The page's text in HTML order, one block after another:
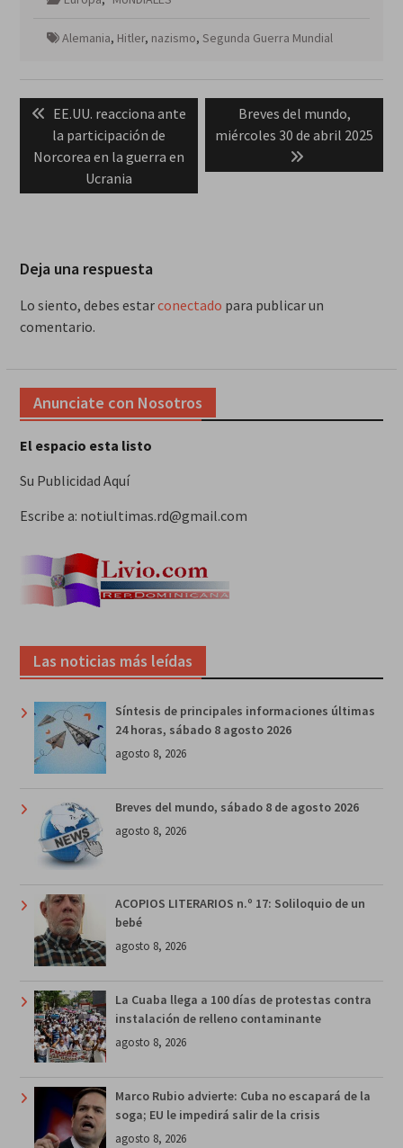
Alemania, Hitler, nazismo, Segunda Guerra Mundial
Navegación
de
entradas
Previous
post:
EE.UU. reacciona ante
la participación de
Norcorea en la guerra en
Ucrania
Next
post:
Breves del mundo,
miércoles 30 de abril 2025
Deja una respuesta
Lo siento, debes estarconectado para publicar un
comentario.
Anunciate con Nosotros
El espacio esta listo
Su Publicidad Aquí
Escribe a: notiultimas.rd@gmail.com
Las noticias más leídas
Síntesis de principales informaciones últimas
24 horas, sábado 8 agosto 2026
agosto 8, 2026
Breves del mundo, sábado 8 de agosto 2026
agosto 8, 2026
ACOPIOS LITERARIOS n.º 17: Soliloquio de un
bebé
agosto 8, 2026
La Cuaba llega a 100 días de protestas contra
instalación de relleno contaminante
agosto 8, 2026
Marco Rubio advierte: Cuba no escapará de la
soga; EU le impedirá salir de la crisis
agosto 8, 2026